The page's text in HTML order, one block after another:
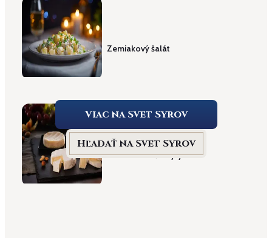
Zemiakový šalát
Starostlivosť o syry
Viac na Svet Syrov
Hľadať na Svet Syrov